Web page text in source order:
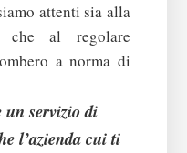
attenti sia alla
che al regolare
a norma di
servizio di
l’azienda cui ti